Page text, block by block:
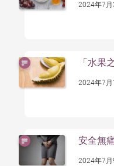
2024年7月
「水果
2024年7月
安全無
2024年7月